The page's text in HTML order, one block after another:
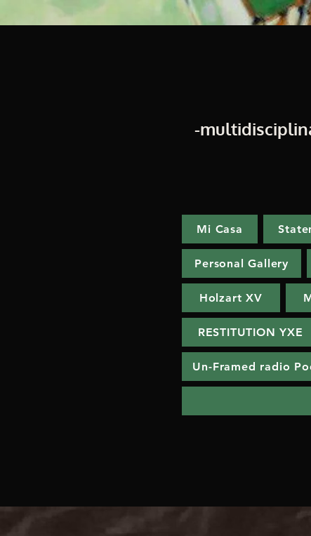
-
Mi Casa
Personal Gallery
Holzart XV
RESTITUTION YXE
Un-Framed radio